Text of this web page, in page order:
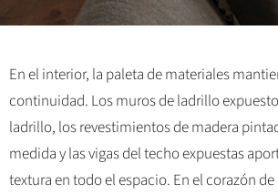
En el interior, la paleta de materiales
continuidad. Los muros de ladrillo
ladrillo, los revestimientos de madera
medida y las vigas del techo expuestas
textura en todo el espacio. En el corazón